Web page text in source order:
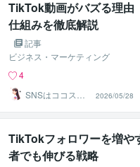
TikTok動画がバズる理
仕組みを徹底解説
記事
ビジネス・マーケティング
4
SNSはココスル
サポート実績1万
件以上
2026/05/28
TikTokフォロワーを増や
者でも伸びる戦略